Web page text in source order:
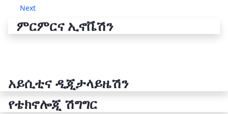
Next
ምርምርና ኢኖቬሽን
አይሲቲና ዲጂታላይዜሽን
የቴክኖሎጂ ሽግግር